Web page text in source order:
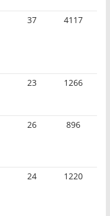
37 4117
23 1266
26 896
24 1220